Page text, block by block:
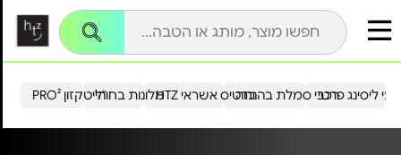
הייטקזון PRO²מלונות בחו"ל כרטיס אשראי HTZ ליסינג פרטירכבי סמלת בהנחה